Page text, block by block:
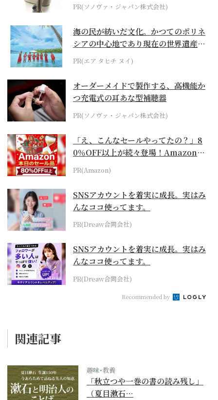
PR(ソノヴァ・ジャパン株式会社)
海の民が紡いだ文化。かつてのポリネ
シアの中心地であり現在の世界遺産か
らみえてくる...
PR(エア タヒチ ヌイ)
オーダーメイドで製作する、高機能か
つ充電式の耳あな型補聴器
PR(ソノヴァ・ジャパン株式会社)
「え、こんなセールやってたの？」8
0％OFF以上が続々登場！Amazonの
本気が...
PR(Amazon)
SNSアカウントを着実に成長。実はみ
んなココ使ってます。
PR(Dreaw合同会社)
SNSアカウントを着実に成長。実はみ
んなココ使ってます。
PR(Dreaw合同会社)
Recommended by
関連記事
趣味･教養
「秋立つや一巻の書の読み残し」
（夏目漱石…